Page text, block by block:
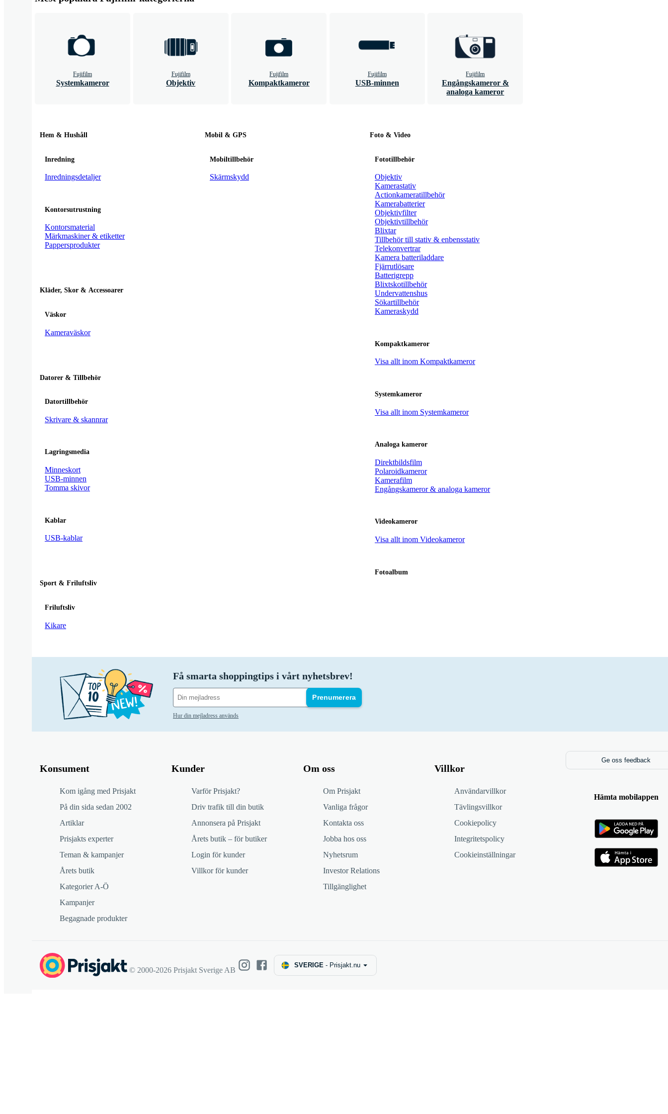
Fujifilm
Systemkameror
Fujifilm
Objektiv
Fujifilm
Kompaktkameror
Fujifilm
USB-minnen
Fujifilm
Engångskameror &
analoga kameror
Hem & Hushåll
Inredning
Inredningsdetaljer
Kontorsutrustning
Kontorsmaterial
Märkmaskiner & etiketter
Pappersprodukter
Kläder, Skor & Accessoarer
Väskor
Kameraväskor
Datorer & Tillbehör
Datortillbehör
Skrivare & skannrar
Lagringsmedia
Minneskort
USB-minnen
Tomma skivor
Kablar
USB-kablar
Sport & Friluftsliv
Friluftsliv
Kikare
Mobil & GPS
Mobiltillbehör
Skärmskydd
Foto & Video
Fototillbehör
Objektiv
Kamerastativ
Actionkameratillbehör
Kamerabatterier
Objektivfilter
Objektivtillbehör
Blixtar
Tillbehör till stativ & enbensstativ
Telekonvertrar
Kamera batteriladdare
Fjärrutlösare
Batterigrepp
Blixtskotillbehör
Undervattenshus
Sökartillbehör
Kameraskydd
Kompaktkameror
Visa allt inom Kompaktkameror
Systemkameror
Visa allt inom Systemkameror
Analoga kameror
Direktbildsfilm
Polaroidkameror
Kamerafilm
Engångskameror & analoga kameror
Videokameror
Visa allt inom Videokameror
Fotoalbum
Få smarta shoppingtips i vårt nyhetsbrev!
Prenumerera
Hur din mejladress används
Konsument
Kom igång med Prisjakt
På din sida sedan 2002
Artiklar
Prisjakts experter
Teman & kampanjer
Årets butik
Kategorier A-Ö
Kampanjer
Begagnade produkter
Kunder
Varför Prisjakt?
Driv trafik till din butik
Annonsera på Prisjakt
Årets butik – för butiker
Login för kunder
Villkor för kunder
Om oss
Om Prisjakt
Vanliga frågor
Kontakta oss
Jobba hos oss
Nyhetsrum
Investor Relations
Tillgänglighet
Villkor
Användarvillkor
Tävlingsvillkor
Cookiepolicy
Integritetspolicy
Cookieinställningar
Ge oss feedback
Hämta mobilappen
© 2000-2026 Prisjakt Sverige AB
SVERIGE - Prisjakt.nu